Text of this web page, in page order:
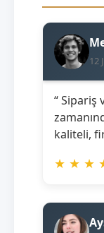
12
“ Sipariş
kaliteli,
★ ★ ★